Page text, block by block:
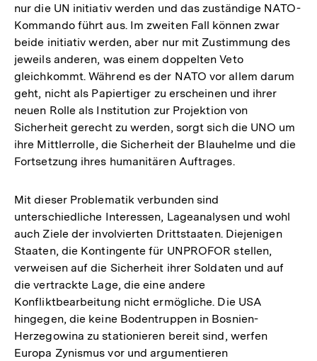
der
Fußnote
nur die UN initiativ werden und das zuständige NATO-
Kommando führt aus. Im zweiten Fall können zwar
beide initiativ werden, aber nur mit Zustimmung des
jeweils anderen, was einem doppelten Veto
gleichkommt. Während es der NATO vor allem darum
geht, nicht als Papiertiger zu erscheinen und ihrer
neuen Rolle als Institution zur Projektion von
Sicherheit gerecht zu werden, sorgt sich die UNO um
ihre Mittlerrolle, die Sicherheit der Blauhelme und die
Fortsetzung ihres humanitären Auftrages.
Mit dieser Problematik verbunden sind
unterschiedliche Interessen, Lageanalysen und wohl
auch Ziele der involvierten Drittstaaten. Diejenigen
Staaten, die Kontingente für UNPROFOR stellen,
verweisen auf die Sicherheit ihrer Soldaten und auf
die vertrackte Lage, die eine andere
Konfliktbearbeitung nicht ermögliche. Die USA
hingegen, die keine Bodentruppen in Bosnien-
Herzegowina zu stationieren bereit sind, werfen
Europa Zynismus vor und argumentieren